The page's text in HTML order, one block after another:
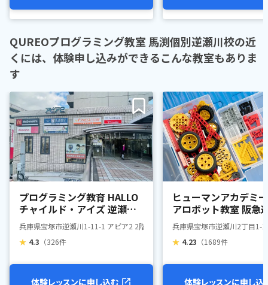
QUREOプログラミング教室 馬渕個別逆瀬川校の近
くには、体験申し込みができるこんな教室もありま
す
プログラミング教育 HALLO
チャイルド・アイズ 逆瀬川
校
兵庫県宝塚市逆瀬川1-11-1 アピア2 2階
★ 4.3 （326件
体験レッスンに申し込む
ヒューマンアカデミ
アロボット教室 阪急
駅前教室
兵庫県宝塚市逆瀬川2丁目1-
★ 4.23 （1689件
体験レッスンに申し込